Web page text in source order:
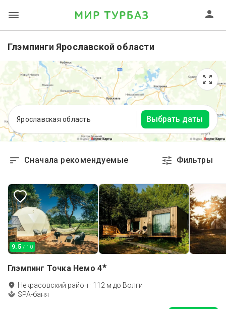
Глэмпинги Ярославской области
Ярославская область Выбрать даты
Сначала рекомендуемые Фильтры
9.5 / 10
Глэмпинг Точка Немо 4★
Некрасовский район · 112 м до Волги
SPA-баня